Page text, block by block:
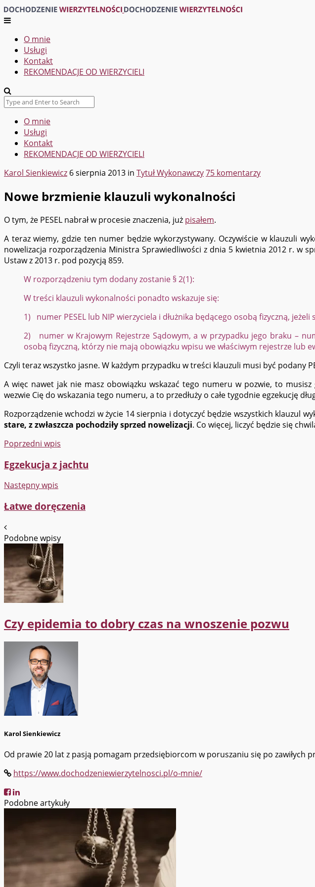
O mnie
Usługi
Kontakt
REKOMENDACJE OD WIERZYCIELI
O mnie
Usługi
Kontakt
REKOMENDACJE OD WIERZYCIELI
Karol Sienkiewicz 6 sierpnia 2013 in Tytuł Wykonawczy75 komentarzy
Nowe brzmienie klauzuli wykonalności
O tym, że PESEL nabrał w procesie znaczenia, już pisałem.
A teraz wiemy, gdzie ten numer będzie wykorzystywany. Oczywiście w klauzuli
nowelizacja rozporządzenia Ministra Sprawiedliwości z dnia 5 kwietnia 2012 r. w
Ustaw z 2013 r. pod pozycją 859.
W rozporządzeniu tym dodany zostanie § 2(1):
W treści klauzuli wykonalności ponadto wskazuje się:
1) numer PESEL lub NIP wierzyciela i dłużnika będącego osobą fizyczną,
2) numer w Krajowym Rejestrze Sądowym, a w przypadku jego braku –
osobą fizyczną, którzy nie mają obowiązku wpisu we właściwym rejestrze lub
Czyli teraz wszystko jasne. W każdym przypadku w treści klauzuli musi być podany
A więc nawet jak nie masz obowiązku wskazać tego numeru w pozwie, to
wezwie Cię do wskazania tego numeru, a to przedłuży o całe tygodnie egzekucję
Rozporządzenie wchodzi w życie 14 sierpnia i dotyczyć będzie wszystkich klauzul
stare, z zwłaszcza pochodziły sprzed nowelizacji. Co więcej, liczyć będzie się
Poprzedni wpis
Egzekucja z jachtu
Następny wpis
Łatwe doręczenia
Podobne wpisy
Czy epidemia to dobry czas na wnoszenie pozwu
Karol Sienkiewicz
Od prawie 20 lat z pasją pomagam przedsiębiorcom w poruszaniu się po zawiłych
https://www.dochodzeniewierzytelnosci.pl/o-mnie/
Podobne artykuły